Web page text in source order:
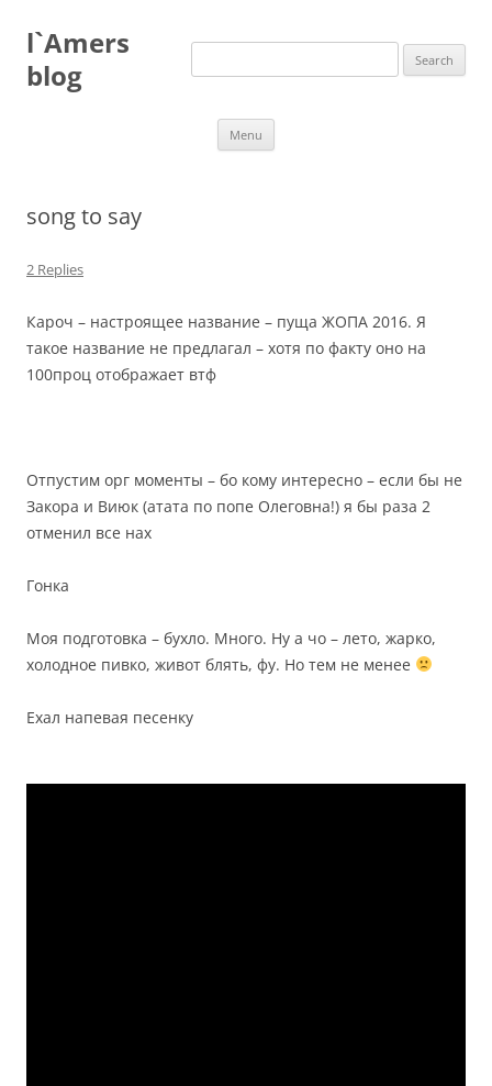
content
l`Amers
blog
Search
Menu
song to say
2 Replies
Кароч – настроящее название – пуща ЖОПА 2016. Я
такое название не предлагал – хотя по факту оно на
100проц отображает втф
Отпустим орг моменты – бо кому интересно – если бы не
Закора и Виюк (атата по попе Олеговна!) я бы раза 2
отменил все нах
Гонка
Моя подготовка – бухло. Много. Ну а чо – лето, жарко,
холодное пивко, живот блять, фу. Но тем не менее
Ехал напевая песенку